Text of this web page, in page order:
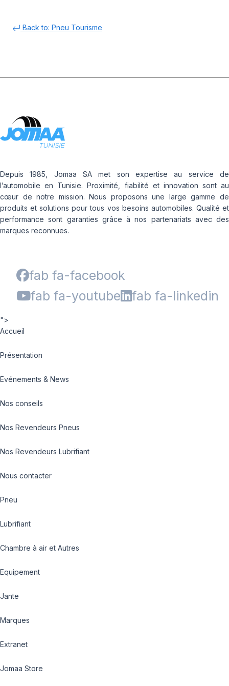
Back to: Pneu Tourisme
Depuis 1985, Jomaa SA met son expertise au service de
l’automobile en Tunisie. Proximité, fiabilité et innovation sont au
cœur de notre mission. Nous proposons une large gamme de
produits et solutions pour tous vos besoins automobiles. Qualité et
performance sont garanties grâce à nos partenariats avec des
marques reconnues.
fab fa-facebook
fab fa-youtube
fab fa-linkedin
">
Accueil
Présentation
Evénements & News
Nos conseils
Nos Revendeurs Pneus
Nos Revendeurs Lubrifiant
Nous contacter
Pneu
Lubrifiant
Chambre à air et Autres
Equipement
Jante
Marques
Extranet
Jomaa Store